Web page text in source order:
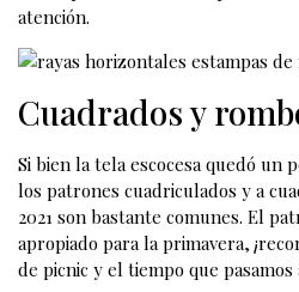
atención.
Cuadrados y
Si bien la tela escocesa quedó un
los patrones cuadriculados y a
2021 son bastante comunes. El
apropiado para la primavera,
de picnic y el tiempo que